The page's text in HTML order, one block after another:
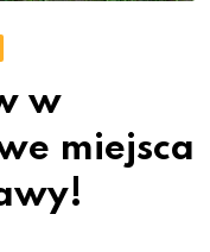
w
miejsca